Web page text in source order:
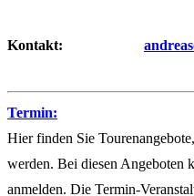
Kontakt:
Termin:
Hier finden Sie
werden. Bei diesen Angeboten
anmelden. Die Termin-